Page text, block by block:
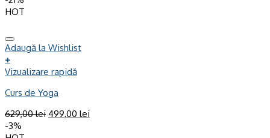
HOT
Adaugă la Wishlist
+
Vizualizare rapidă
Curs de Yoga
629,00lei 499,00 lei
-3%